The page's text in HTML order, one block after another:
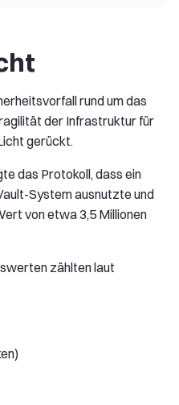
rund um das
der Infrastruktur für
gerückt.
das Protokoll, dass ein
System ausnutzte und
von etwa 3,5 Millionen
zählten laut